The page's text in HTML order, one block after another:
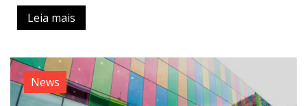
Leia mais
News